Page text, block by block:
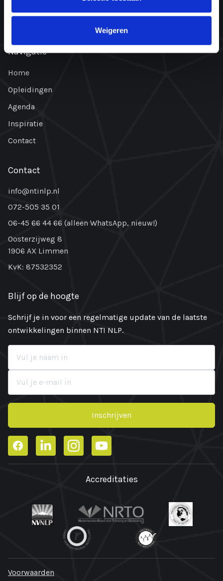
Weigeren
Navigatie
Home
Opleidingen
Agenda
Inspiratie
Contact
Contact
info@ntinlp.nl
072-505 35 01
06-45 66 44 66 (alleen WhatsApp, nieuw!)
Oosterzijweg 8
1906 AX Limmen
KvK: 87532352
Blijf op de hoogte
Schrijf je in voor een regelmatige update van de laatste
ontwikkelingen binnen NTI NLP.
Inschrijven
FacebookLinkedInInstagramYouTube
Accreditaties
Voorwaarden